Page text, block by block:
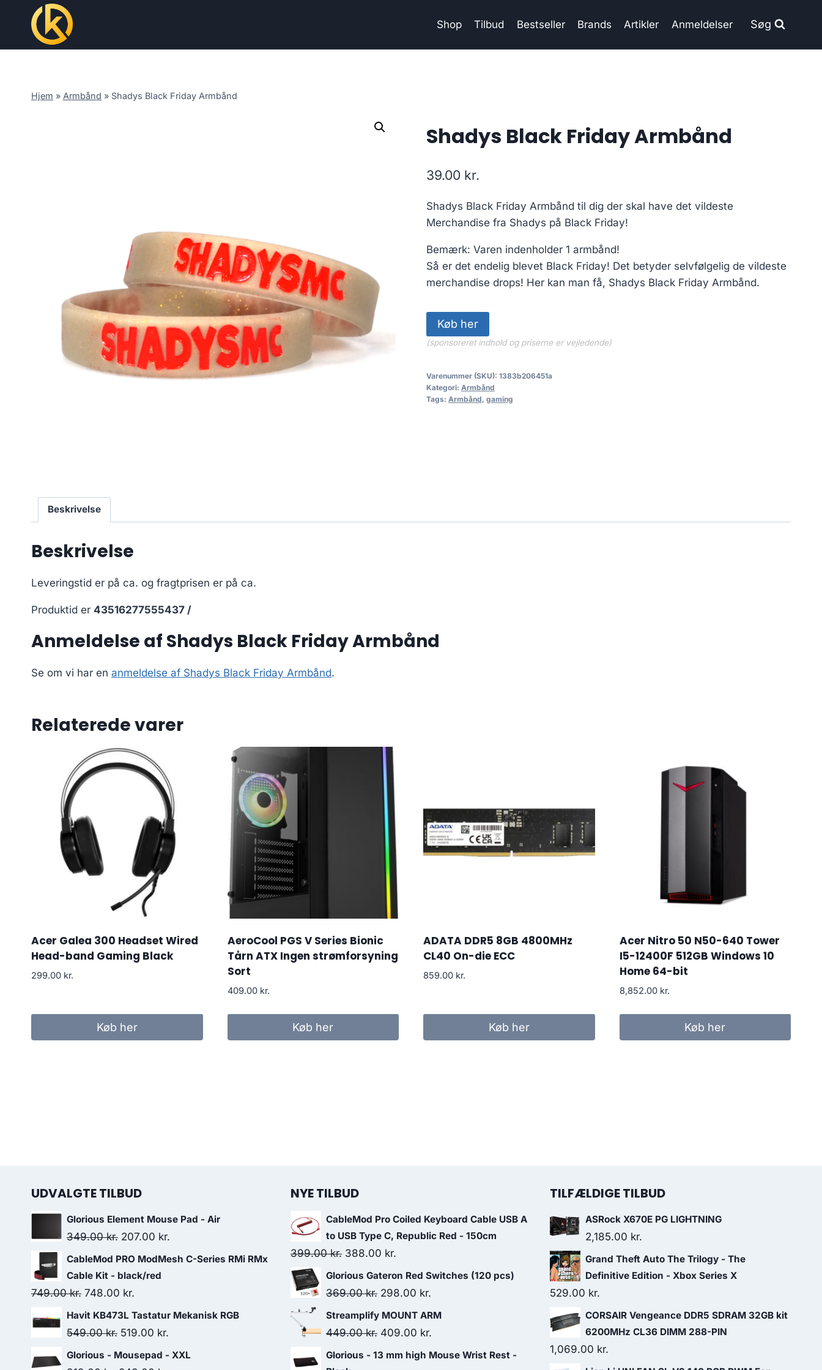
content
Shop Tilbud Bestseller Brands Artikler Anmeldelser Søg
Hjem » Armbånd » Shadys Black Friday Armbånd
Shadys Black Friday Armbånd
39.00 kr.
Shadys Black Friday Armbånd til dig der skal have det vildeste
Merchandise fra Shadys på Black Friday!
Bemærk: Varen indenholder 1 armbånd!
Så er det endelig blevet Black Friday! Det betyder selvfølgelig de vildeste
merchandise drops! Her kan man få, Shadys Black Friday Armbånd.
Køb her
(sponsoreret indhold og priserne er vejledende)
Varenummer (SKU): 1383b206451a
Kategori: Armbånd
Tags: Armbånd, gaming
Beskrivelse
Beskrivelse
Leveringstid er på ca. og fragtprisen er på ca.
Produktid er 43516277555437 /
Anmeldelse af Shadys Black Friday Armbånd
Se om vi har en anmeldelse af Shadys Black Friday Armbånd.
Relaterede varer
Acer Galea 300 Headset Wired
Head-band Gaming Black
299.00 kr.
Køb her
AeroCool PGS V Series Bionic
Tårn ATX Ingen strømforsyning
Sort
409.00 kr.
Køb her
ADATA DDR5 8GB 4800MHz
CL40 On-die ECC
859.00 kr.
Køb her
Acer Nitro 50 N50-640 Tower
I5-12400F 512GB Windows 10
Home 64-bit
8,852.00 kr.
Køb her
UDVALGTE TILBUD
Glorious Element Mouse Pad - Air
349.00kr. Original
price
was:
349.00 kr..
207.00 kr.
price
CableMod PRO ModMesh C-Series RMi RMx
Cable Kit - black/red
749.00kr. Original
price
was:
748.00 kr.
price
is:
Havit KB473L Tastatur Mekanisk RGB
549.00kr. Original
price
519.00 kr.
price
Glorious - Mousepad - XXL
NYE TILBUD
CableMod Pro Coiled Keyboard Cable USB A
to USB Type C, Republic Red - 150cm
399.00kr. Original
price
was:
388.00 kr.
price
is:
Glorious Gateron Red Switches (120 pcs)
369.00kr. Original
price
was:
298.00 kr.
price
Streamplify MOUNT ARM
449.00kr. Original
price
409.00 kr.
price
Glorious - 13 mm high Mouse Wrist Rest -
TILFÆLDIGE TILBUD
ASRock X670E PG LIGHTNING
2,185.00 kr.
Grand Theft Auto The Trilogy - The
Definitive Edition - Xbox Series X
529.00 kr.
CORSAIR Vengeance DDR5 SDRAM 32GB kit
6200MHz CL36 DIMM 288-PIN
1,069.00 kr.